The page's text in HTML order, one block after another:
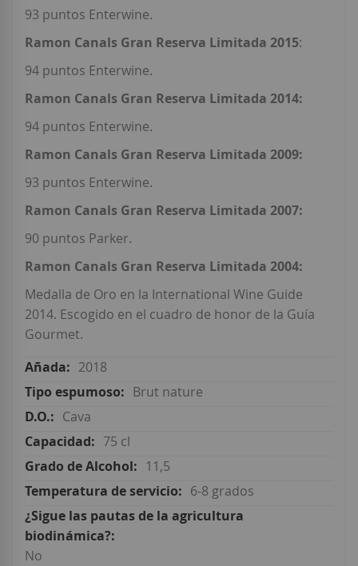
93 puntos Enterwine.
Ramon Canals Gran Reserva Limitada 2015:
94 puntos Enterwine.
Ramon Canals Gran Reserva Limitada 2014:
94 puntos Enterwine.
Ramon Canals Gran Reserva Limitada 2009:
93 puntos Enterwine.
Ramon Canals Gran Reserva Limitada 2007:
90 puntos Parker.
Ramon Canals Gran Reserva Limitada 2004:
Medalla de Oro en la International Wine Guide
2014. Escogido en el cuadro de honor de la Guía
Gourmet.
2018
Brut nature
Cava
75 cl
11,5
6-8 grados
No